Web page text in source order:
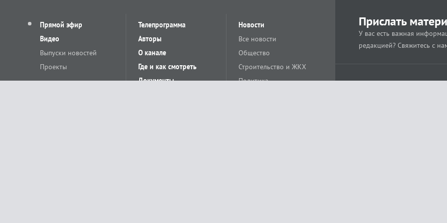
Прямой эфир
Видео
Выпуски новостей
Проекты
Телепрограмма
Авторы
О канале
Где и как смотреть
Документы
Новости
Все новости
Общество
Строительство и ЖКХ
Политика
Прислать
У вас есть важная
редакцией? Свяжитесь с